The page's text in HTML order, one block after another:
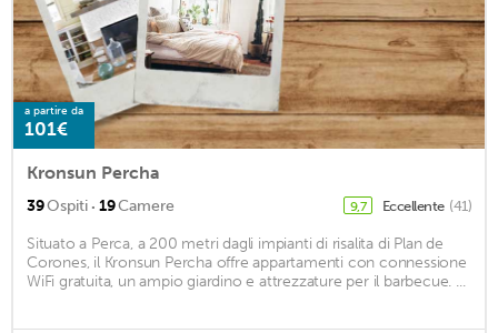
a partire da
101€
Kronsun Percha
39Ospiti · 19Camere 9,7 Eccellente (41)
Situato a Perca, a 200 metri dagli impianti di risalita di Plan de
Corones, il Kronsun Percha offre appartamenti con connessione
WiFi gratuita, un ampio giardino e attrezzature per il barbecue. ...